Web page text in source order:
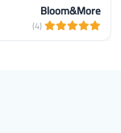
Bloom&More
(4)